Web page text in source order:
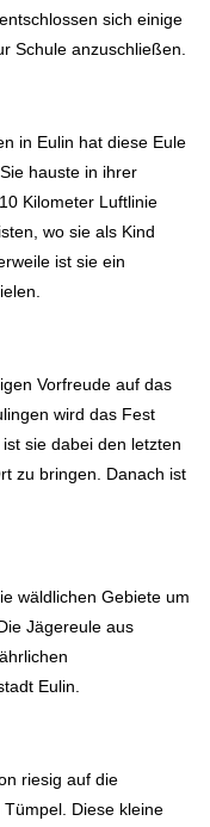
sich einige
Schule anzuschließen.
in Eulin hat diese Eule
hauste in ihrer
Kilometer Luftlinie
wo sie als Kind
ist sie ein
Vorfreude auf das
wird das Fest
sie dabei den letzten
zu bringen. Danach ist
wäldlichen Gebiete um
Jägereule aus
Eulin.
riesig auf die
Diese kleine